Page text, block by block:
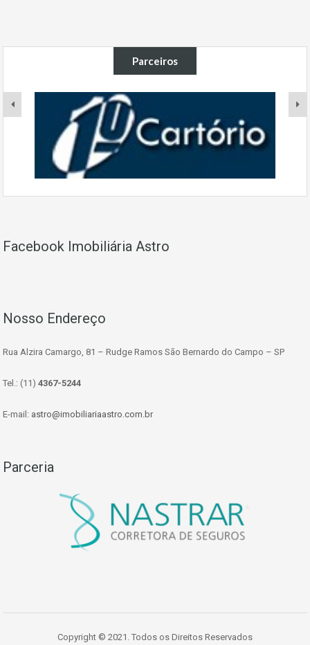
Parceiros
Facebook Imobiliária Astro
Nosso Endereço
Rua Alzira Camargo, 81 – Rudge Ramos São Bernardo do Campo – SP
Tel.: (11) 4367-5244
E-mail: astro@imobiliariaastro.com.br
Parceria
Copyright © 2021. Todos os Direitos Reservados